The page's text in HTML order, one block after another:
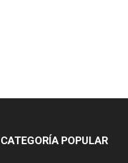
CATEGORÍA POPULAR